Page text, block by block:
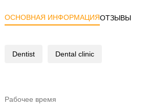
ОСНОВНАЯ ИНФОРМАЦИЯОТЗЫВЫ
Dentist Dental clinic
Рабочее время